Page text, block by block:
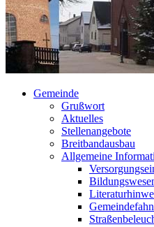
Gemeinde
Grußwort
Aktuelles
Stellenangebote
Breitbandausbau
Allgemeine